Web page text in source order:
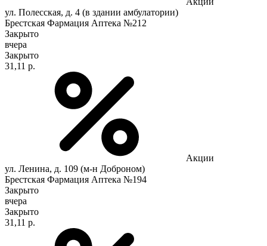
ул. Полесская, д. 4 (в здании амбулатории)
Брестская Фармация Аптека №212
Закрыто
вчера
Закрыто
31,11 р.
Акции
ул. Ленина, д. 109 (м-н Доброном)
Брестская Фармация Аптека №194
Закрыто
вчера
Закрыто
31,11 р.